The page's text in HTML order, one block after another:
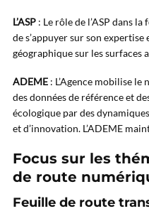
L’ASP : Le rôle de l’ASP dans
de s’appuyer sur son
géographique sur les surfaces
ADEME : L’Agence mobilise
des données de référence et
écologique par des
et d’innovation. L’ADEME
Focus sur les
de route
Feuille de route